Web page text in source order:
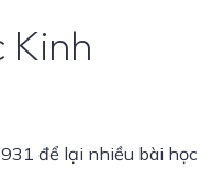
Kinh
để lại nhiều bài học